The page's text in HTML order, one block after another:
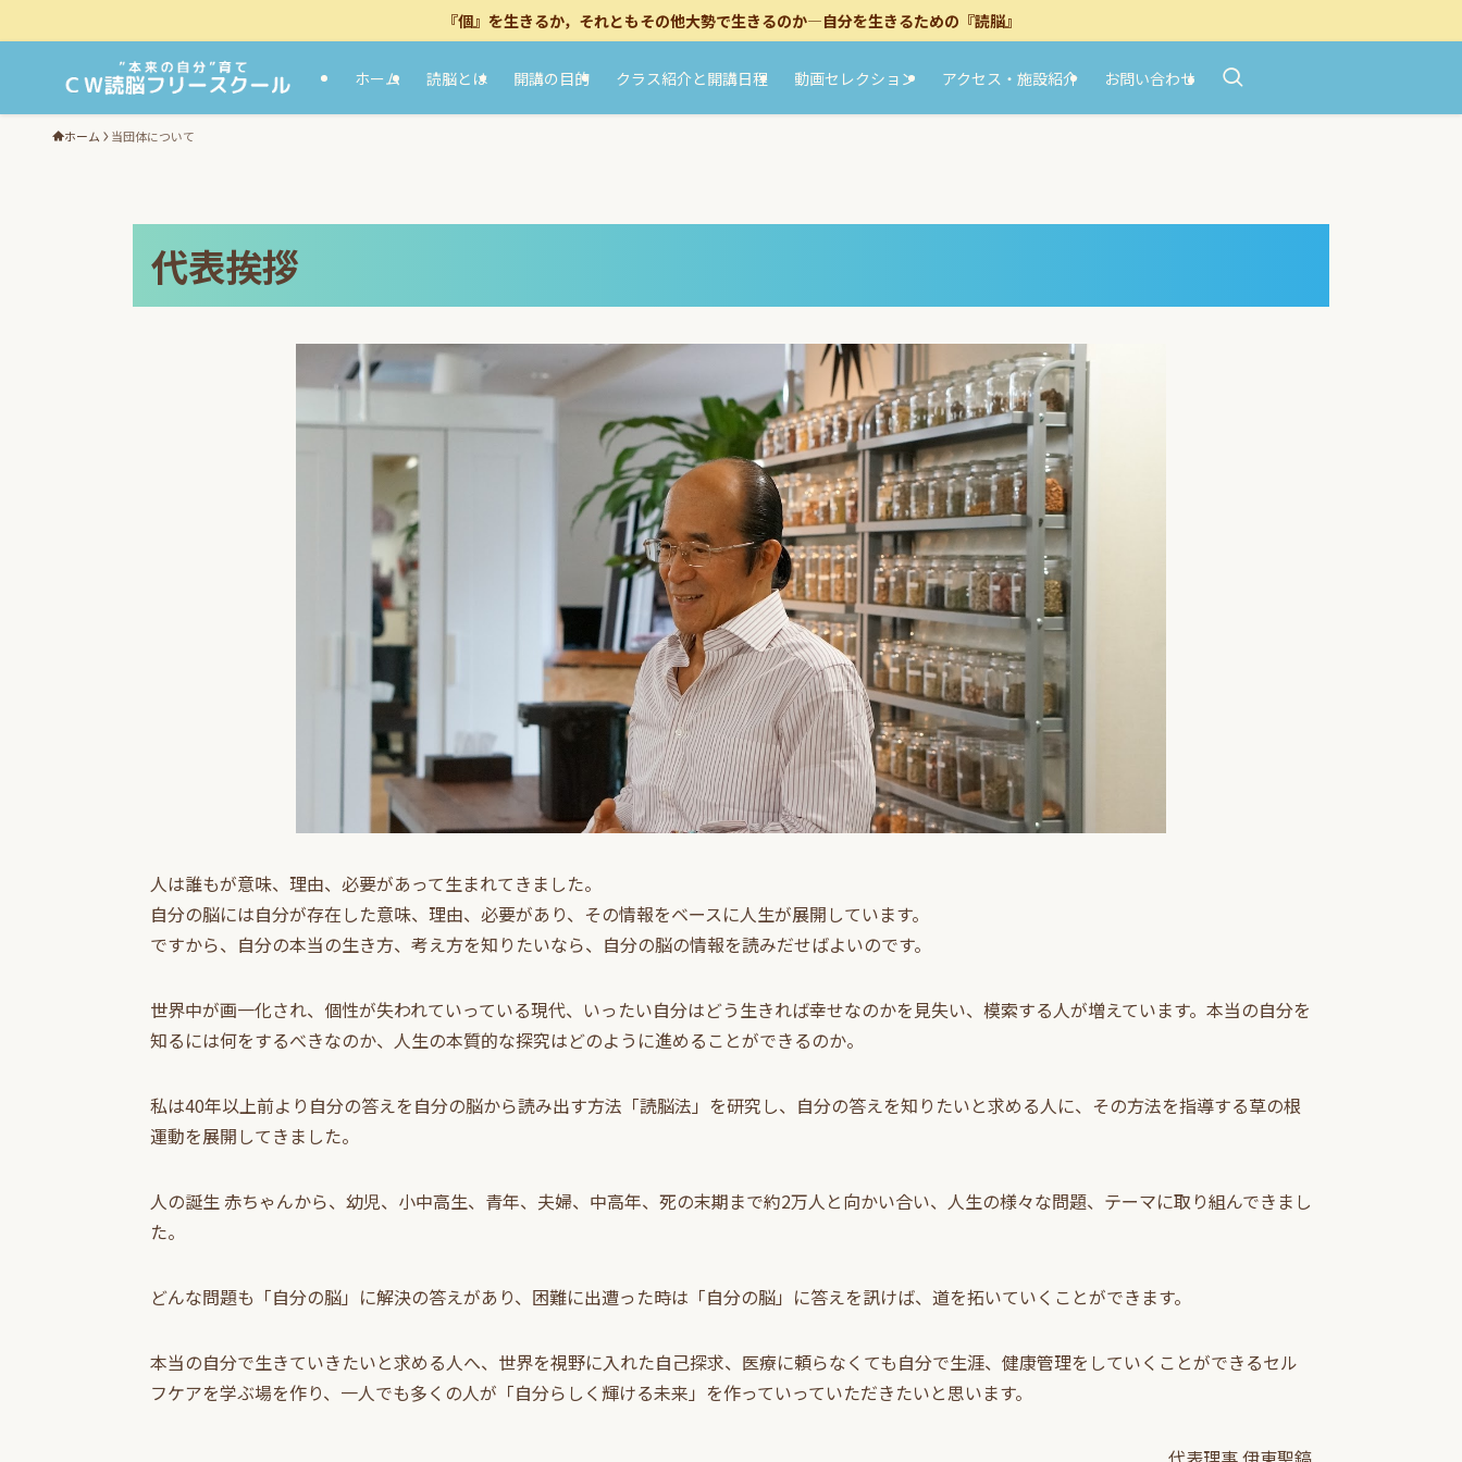
『個』を生きるか，それともその他大勢で生きるのか―自分を生きるための『読脳』
ホーム 読脳とは 開講の目的 クラス紹介と開講日程 動画セレクション アクセス・施設紹介 お問い合わせ
ホーム 当団体について
代表挨拶
人は誰もが意味、理由、必要があって生まれてきました。
自分の脳には自分が存在した意味、理由、必要があり、その情報をベースに人生が展開しています。
ですから、自分の本当の生き方、考え方を知りたいなら、自分の脳の情報を読みだせばよいのです。
世界中が画一化され、個性が失われていっている現代、いったい自分はどう生きれば幸せなのかを見失い、模索する人が増えています。本当の自分を
知るには何をするべきなのか、人生の本質的な探究はどのように進めることができるのか。
私は40年以上前より自分の答えを自分の脳から読み出す方法「読脳法」を研究し、自分の答えを知りたいと求める人に、その方法を指導する草の根
運動を展開してきました。
人の誕生 赤ちゃんから、幼児、小中高生、青年、夫婦、中高年、死の末期まで約2万人と向かい合い、人生の様々な問題、テーマに取り組んできまし
た。
どんな問題も「自分の脳」に解決の答えがあり、困難に出遭った時は「自分の脳」に答えを訊けば、道を拓いていくことができます。
本当の自分で生きていきたいと求める人へ、世界を視野に入れた自己探求、医療に頼らなくても自分で生涯、健康管理をしていくことができるセル
フケアを学ぶ場を作り、一人でも多くの人が「自分らしく輝ける未来」を作っていっていただきたいと思います。